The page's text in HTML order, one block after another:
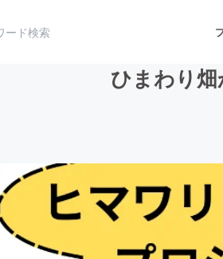
・写真
ロジー・ガジェット
ひまわり